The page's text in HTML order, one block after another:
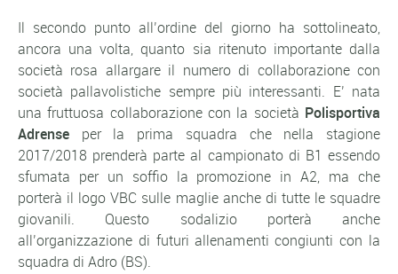
Il secondo punto all’ordine del giorno ha sottolineato,
ancora una volta, quanto sia ritenuto importante dalla
società rosa allargare il numero di collaborazione con
società pallavolistiche sempre più interessanti. E’ nata
una fruttuosa collaborazione con la società Polisportiva
Adrense per la prima squadra che nella stagione
2017/2018 prenderà parte al campionato di B1 essendo
sfumata per un soffio la promozione in A2, ma che
porterà il logo VBC sulle maglie anche di tutte le squadre
giovanili. Questo sodalizio porterà anche
all’organizzazione di futuri allenamenti congiunti con la
squadra di Adro (BS).